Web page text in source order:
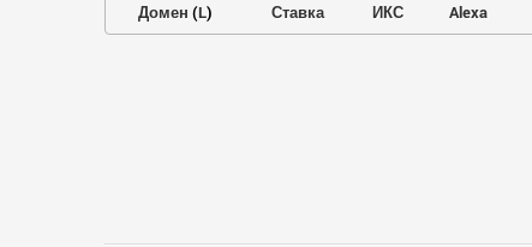
Домен (L) Ставка ИКС Alexa